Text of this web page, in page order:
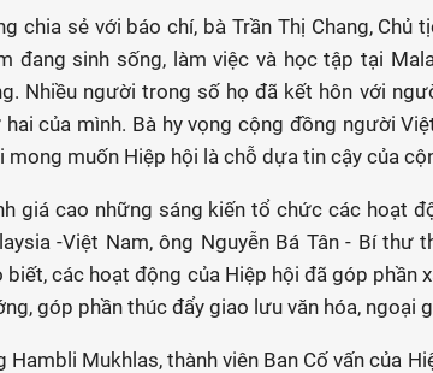
chia sẻ với báo chí, bà Trần Thị Chang,
đang sinh sống, làm việc và học tập tại
Nhiều người trong số họ đã kết hôn với
của mình. Bà hy vọng cộng đồng người
mong muốn Hiệp hội là chỗ dựa tin cậy của
giá cao những sáng kiến tổ chức các hoạt
-Việt Nam, ông Nguyễn Bá Tân - Bí
biết, các hoạt động của Hiệp hội đã góp phần
góp phần thúc đẩy giao lưu văn hóa, ngoại
Hambli Mukhlas, thành viên Ban Cố vấn của